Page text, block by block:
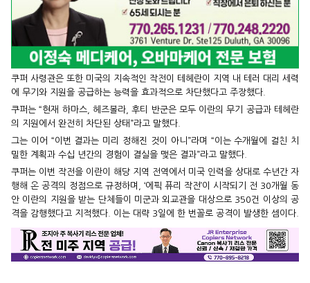
쿠퍼 사령관은 또한 미국의 지속적인 작전이 테헤란이 지역 내 테러 대리 세력
에 무기와 지원을 공급하는 능력을 효과적으로 차단했다고 주장했다.
쿠퍼는 “현재 하마스, 헤즈볼라, 후티 반군은 모두 이란의 무기 공급과 테헤란
의 지원에서 완전히 차단된 상태”라고 말했다.
그는 이어 “이번 결과는 미리 정해진 것이 아니”라며 “이는 수개월에 걸친 치
밀한 계획과 수십 년간의 경험이 결실을 맺은 결과”라고 말했다.
쿠퍼는 이번 작전을 이란이 해당 지역 전역에서 미국 인력을 상대로 수년간 자
행해 온 공격의 정점으로 규정하며, ‘에픽 퓨리 작전’이 시작되기 전 30개월 동
안 이란의 지원을 받는 단체들이 미군과 외교관을 대상으로 350건 이상의 공
격을 감행했다고 지적했다. 이는 대략 3일에 한 번꼴로 공격이 발생한 셈이다.